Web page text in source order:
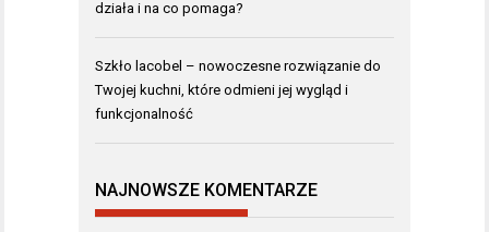
działa i na co pomaga?
Szkło lacobel – nowoczesne rozwiązanie do
Twojej kuchni, które odmieni jej wygląd i
funkcjonalność
NAJNOWSZE KOMENTARZE